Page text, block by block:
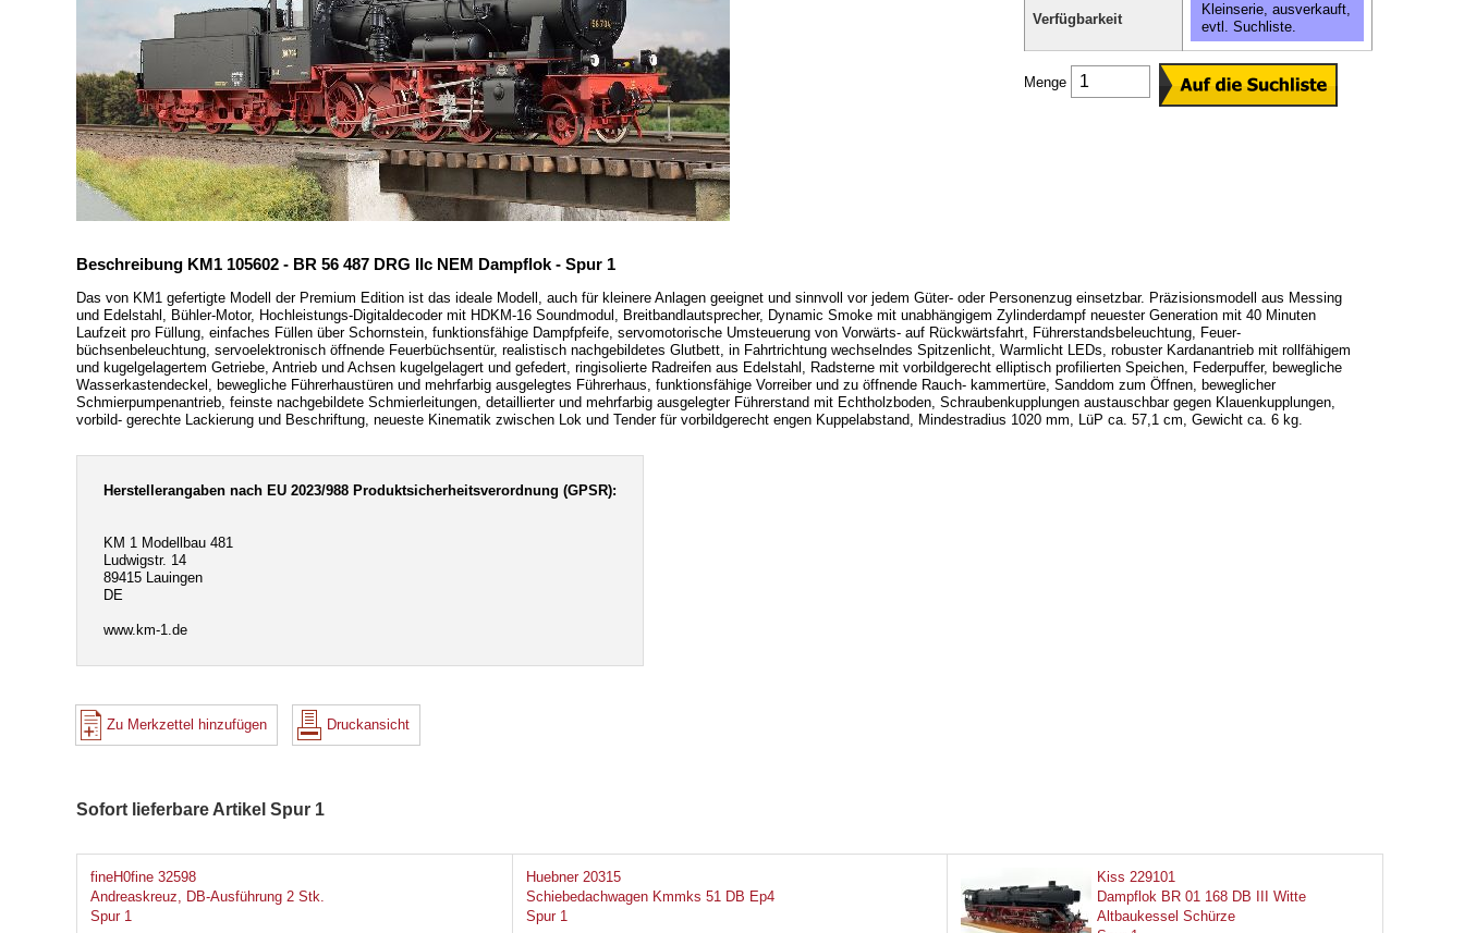
Verfügbarkeit
Kleinserie, ausverkauft,
evtl. Suchliste.
Menge
Beschreibung KM1 105602 - BR 56 487 DRG IIc NEM Dampflok - Spur 1
Das von KM1 gefertigte Modell der Premium Edition ist das ideale Modell, auch für kleinere Anlagen geeignet und sinnvoll vor jedem Güter- oder Personenzug einsetzbar. Präzisionsmodell aus Messing
und Edelstahl, Bühler-Motor, Hochleistungs-Digitaldecoder mit HDKM-16 Soundmodul, Breitbandlautsprecher, Dynamic Smoke mit unabhängigem Zylinderdampf neuester Generation mit 40 Minuten
Laufzeit pro Füllung, einfaches Füllen über Schornstein, funktionsfähige Dampfpfeife, servomotorische Umsteuerung von Vorwärts- auf Rückwärtsfahrt, Führerstandsbeleuchtung, Feuer-
büchsenbeleuchtung, servoelektronisch öffnende Feuerbüchsentür, realistisch nachgebildetes Glutbett, in Fahrtrichtung wechselndes Spitzenlicht, Warmlicht LEDs, robuster Kardanantrieb mit rollfähigem
und kugelgelagertem Getriebe, Antrieb und Achsen kugelgelagert und gefedert, ringisolierte Radreifen aus Edelstahl, Radsterne mit vorbildgerecht elliptisch profilierten Speichen, Federpuffer, bewegliche
Wasserkastendeckel, bewegliche Führerhaustüren und mehrfarbig ausgelegtes Führerhaus, funktionsfähige Vorreiber und zu öffnende Rauch- kammertüre, Sanddom zum Öffnen, beweglicher
Schmierpumpenantrieb, feinste nachgebildete Schmierleitungen, detaillierter und mehrfarbig ausgelegter Führerstand mit Echtholzboden, Schraubenkupplungen austauschbar gegen Klauenkupplungen,
vorbild- gerechte Lackierung und Beschriftung, neueste Kinematik zwischen Lok und Tender für vorbildgerecht engen Kuppelabstand, Mindestradius 1020 mm, LüP ca. 57,1 cm, Gewicht ca. 6 kg.
Herstellerangaben nach EU 2023/988 Produktsicherheitsverordnung (GPSR):
KM 1 Modellbau 481
Ludwigstr. 14
89415 Lauingen
DE
www.km-1.de
Zu Merkzettel hinzufügen Druckansicht
Sofort lieferbare Artikel Spur 1
fineH0fine 32598
Andreaskreuz, DB-Ausführung 2 Stk.
Spur 1
Huebner 20315
Schiebedachwagen Kmmks 51 DB Ep4
Spur 1
Kiss 229101
Dampflok BR 01 168 DB III Witte
Altbaukessel Schürze